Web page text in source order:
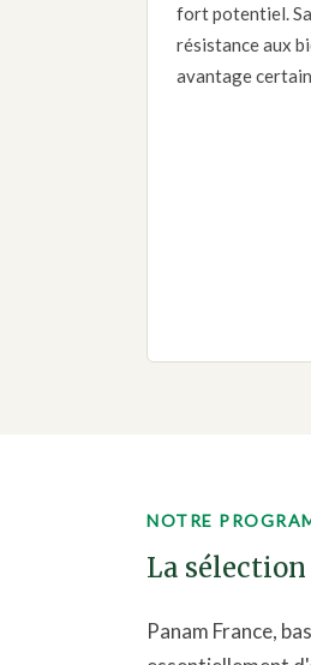
fort potentiel.
résistance aux
avantage
NOTRE
La sélection
Panam France,